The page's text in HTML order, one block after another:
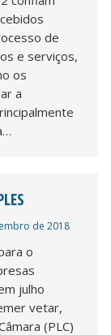
de
e serviços,
os
a
de 2018
o
julho
vetar,
(PLC)